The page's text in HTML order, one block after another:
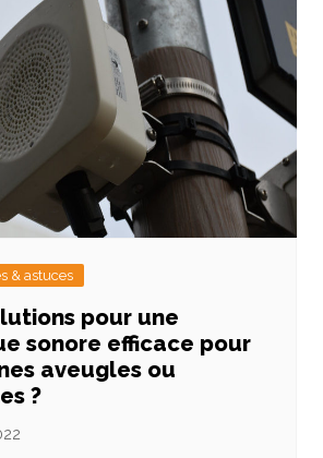
& astuces
pour une
sonore efficace pour
aveugles ou
?